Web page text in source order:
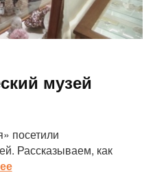
музей
посетили
Рассказываем, как